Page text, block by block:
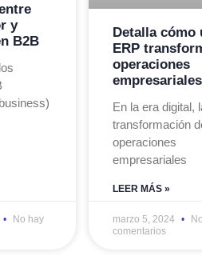
y
B2B
No hay
Detalla cómo
ERP
operaciones
empresariales
En la era digital,
transformación
operaciones
empresariales
LEER MÁS »
marzo 5, 2024
comentarios